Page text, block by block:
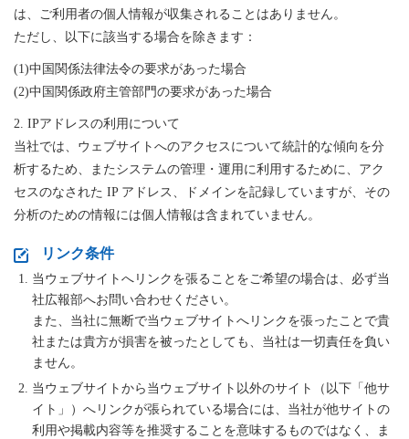
は、ご利用者の個人情報が収集されることはありません。
ただし、以下に該当する場合を除きます：
(1)中国関係法律法令の要求があった場合
(2)中国関係政府主管部門の要求があった場合
2. IPアドレスの利用について
当社では、ウェブサイトへのアクセスについて統計的な傾向を分
析するため、またシステムの管理・運用に利用するために、アク
セスのなされた IP アドレス、ドメインを記録していますが、その
分析のための情報には個人情報は含まれていません。
リンク条件
当ウェブサイトへリンクを張ることをご希望の場合は、必ず当
社広報部へお問い合わせください。
また、当社に無断で当ウェブサイトへリンクを張ったことで貴
社または貴方が損害を被ったとしても、当社は一切責任を負い
ません。
当ウェブサイトから当ウェブサイト以外のサイト（以下「他サ
イト」）へリンクが張られている場合には、当社が他サイトの
利用や掲載内容等を推奨することを意味するものではなく、ま